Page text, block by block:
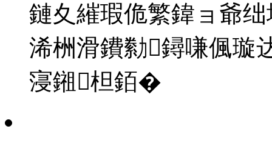
鏈夊繀瑕佹繁鍏ョ爺
浠栦滑鐨勬鐞嗛偑璇
寖鎺柦銆�